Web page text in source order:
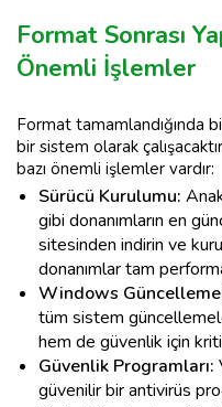
Format Sonrası
Önemli İşlemler
Format tamamlandığında
bir sistem olarak
bazı önemli işlemler vardır:
Sürücü Kurulumu:
gibi donanımların en
sitesinden indirin ve
donanımlar tam
Windows
tüm sistem
hem de güvenlik için
Güvenlik Programları:
güvenilir bir antivirüs